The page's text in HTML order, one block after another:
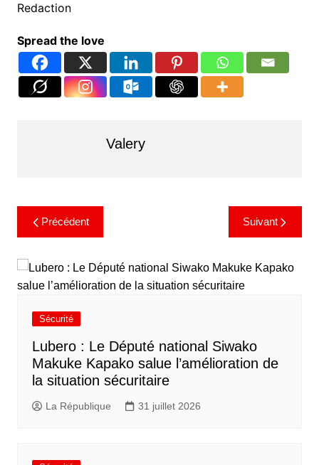
Redaction
Spread the love
Valery
Précédent Suivant
Sécurité
Lubero : Le Député national Siwako
Makuke Kapako salue l’amélioration de
la situation sécuritaire
La République 31 juillet 2026